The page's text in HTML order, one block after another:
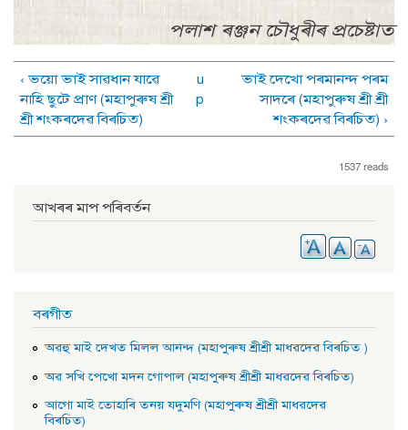
পলাশ ৰঞ্জন চৌধুৰীৰ প্ৰচেষ্টাত
‹ ভয়াে ভাই সাৱধান যাৱে
নাহি ছুটে প্রাণ (মহাপুৰুষ শ্ৰী
শ্ৰী শংকৰদেৱ বিৰচিত)
u
p
ভাই দেখাে পৰমানন্দ পৰম
সাদৰে (মহাপুৰুষ শ্ৰী শ্ৰী
শংকৰদেৱ বিৰচিত) ›
1537 reads
আখৰৰ মাপ পৰিবৰ্তন
বৰগীত
অৱহু মাই দেখত মিলল আনন্দ (মহাপুৰুষ শ্ৰীশ্ৰী মাধৱদেৱ বিৰচিত )
অৱ সখি পেখাে মদন গােপাল (মহাপুৰুষ শ্ৰীশ্ৰী মাধৱদেৱ বিৰচিত)
আগাে মাই তােহাৰি তনয় যদুমণি (মহাপুৰুষ শ্ৰীশ্ৰী মাধৱদেৱ
বিৰচিত)